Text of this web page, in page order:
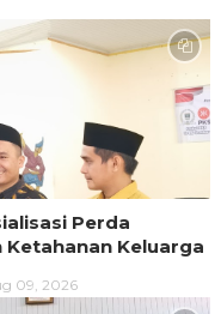
Perda
Keluarga
09, 2026